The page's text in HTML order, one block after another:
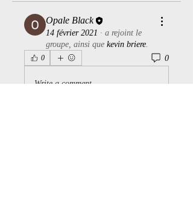
Opale Black
14 février 2021 · a rejoint le
groupe, ainsi que kevin briere.
0 0
Write a comment...